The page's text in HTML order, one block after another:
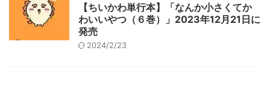
【ちいかわ単行本】「なんか小さくてか
わいいやつ（６巻）」2023年12月21日に
発売
2024/2/23